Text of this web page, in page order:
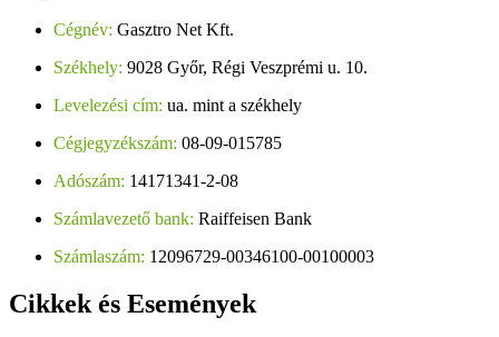
Cégnév: Gasztro Net Kft.
Székhely: 9028 Győr, Régi Veszprémi u. 10.
Levelezési cím: ua. mint a székhely
Cégjegyzékszám: 08-09-015785
Adószám: 14171341-2-08
Számlavezető bank: Raiffeisen Bank
Számlaszám: 12096729-00346100-00100003
Cikkek és Események